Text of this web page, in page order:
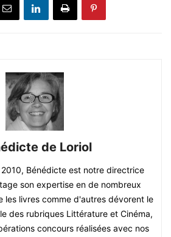
de Loriol
Bénédicte est notre directrice
son expertise en de nombreux
les livres comme d'autres dévorent le
des rubriques Littérature et Cinéma,
concours réalisées avec nos